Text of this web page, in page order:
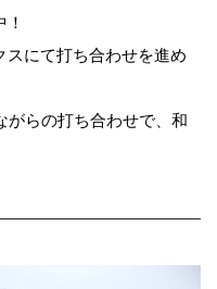
スにて打ち合わせを進め
がらの打ち合わせで、和